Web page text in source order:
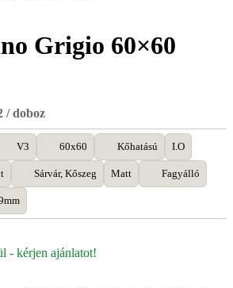
Grigio 60×60
/ doboz
V3 60x60 Kőhatású I.O
Sárvár, Kőszeg Matt Fagyálló
- kérjen ajánlatot!